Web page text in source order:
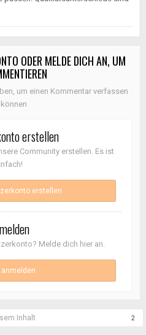
ODER MELDE DICH AN, UM
um einen Kommentar verfassen
erstellen
Community erstellen. Es ist
erstellen
Melde dich hier an.
Inhalt 2